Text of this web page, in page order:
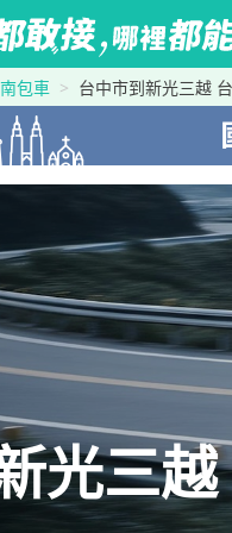
包車 台中市到新光三越
光三越